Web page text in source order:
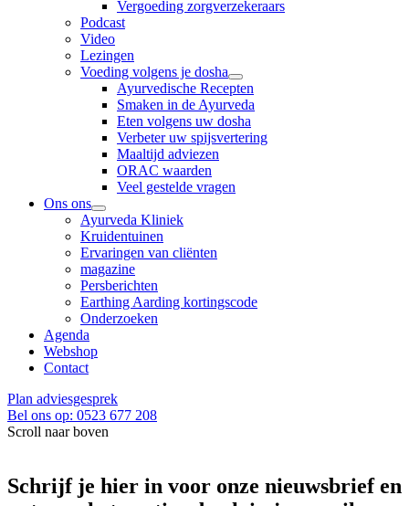
Vergoeding zorgverzekeraars
Podcast
Video
Lezingen
Voeding volgens je dosha
Ayurvedische Recepten
Smaken in de Ayurveda
Eten volgens uw dosha
Verbeter uw spijsvertering
Maaltijd adviezen
ORAC waarden
Veel gestelde vragen
Ons ons
Ayurveda Kliniek
Kruidentuinen
Ervaringen van cliënten
magazine
Persberichten
Earthing Aarding kortingscode
Onderzoeken
Agenda
Webshop
Contact
Plan adviesgesprek
Bel ons op: 0523 677 208
Scroll naar boven
Schrijf je hier in voor onze nieuwsbrief en